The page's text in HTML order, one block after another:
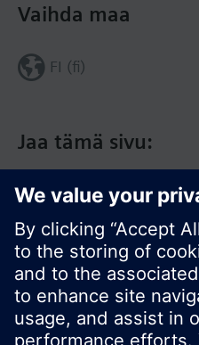
Jaa tämä sivu:
Vaihda maa
FI (fi)